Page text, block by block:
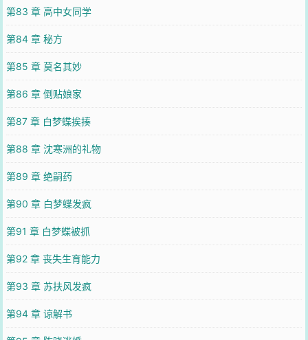
第83 章 高中女同学
第84 章 秘方
第85 章 莫名其妙
第86 章 倒贴娘家
第87 章 白梦蝶挨揍
第88 章 沈寒洲的礼物
第89 章 绝嗣药
第90 章 白梦蝶发疯
第91 章 白梦蝶被抓
第92 章 丧失生育能力
第93 章 苏扶风发疯
第94 章 谅解书